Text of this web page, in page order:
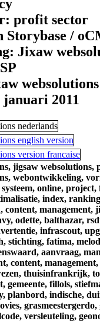
profit sector
Storybase /
Jixaw
websolutions
januari 2011
jigsaw websolutions,
webontwikkeling,
systeem, online, project,
index,
content, management,
odette, balthazar,
infrascout,
stichting, fatima,
aanvraag,
content, management,
thuisinfrankrijk,
gemeente, fillols,
planbord, indische,
grasmeestergerdo,
versleuteling,